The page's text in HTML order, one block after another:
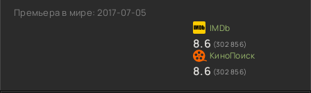
Премьера в мире: 2017-07-05
8.6 (302 856)
8.6 (302 856)